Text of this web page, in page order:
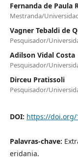
Fernanda de Paula
Mestranda/
Vagner Tebaldi de
Pesquisador/
Adilson Vidal Costa
Pesquisador/
Dirceu Pratissoli
Pesquisador/
DOI: https://doi.org/
Palavras-chave:
eridania.